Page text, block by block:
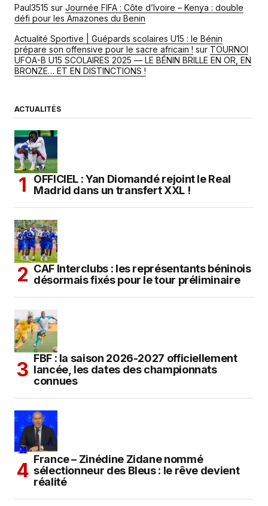
Paul3515 sur Journée FIFA : Côte d’Ivoire – Kenya : double
défi pour les Amazones du Benin
Actualité Sportive | Guépards scolaires U15 : le Bénin
prépare son offensive pour le sacre africain ! sur TOURNOI
UFOA-B U15 SCOLAIRES 2025 — LE BÉNIN BRILLE EN OR, EN
BRONZE… ET EN DISTINCTIONS !
ACTUALITÉS
OFFICIEL : Yan Diomandé rejoint le Real
Madrid dans un transfert XXL !
CAF Interclubs : les représentants béninois
désormais fixés pour le tour préliminaire
FBF : la saison 2026-2027 officiellement
lancée, les dates des championnats
connues
France – Zinédine Zidane nommé
sélectionneur des Bleus : le rêve devient
réalité